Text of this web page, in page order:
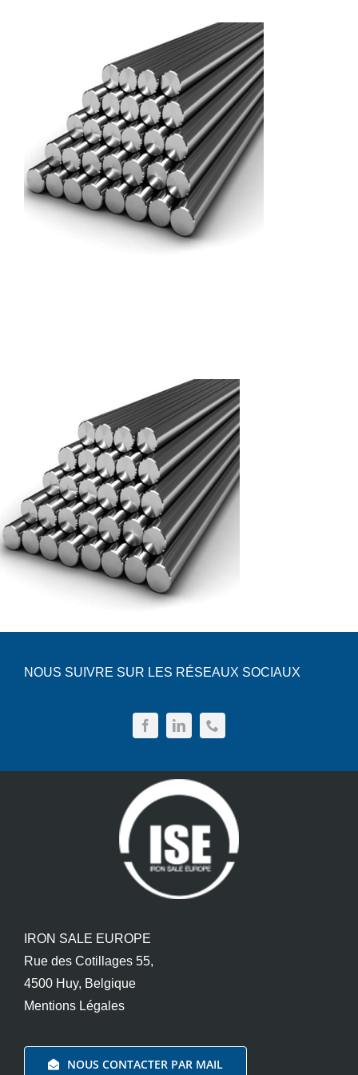
Acier
Autres produits
Boulonnerie spéciale
News
NOUS SUIVRE SUR LES RÉSEAUX SOCIAUX
IRON SALE EUROPE
Rue des Cotillages 55,
4500 Huy, Belgique
Mentions Légales
NOUS CONTACTER PAR MAIL